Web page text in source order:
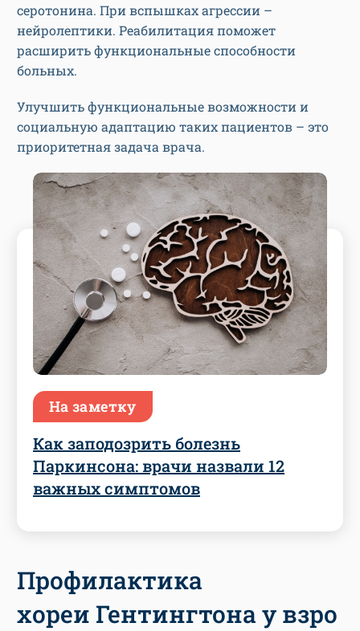
серотонина. При вспышках агрессии –
нейролептики. Реабилитация поможет
расширить функциональные способности
больных.
Улучшить функциональные возможности и
социальную адаптацию таких пациентов – это
приоритетная задача врача.
На заметку
Как заподозрить болезнь
Паркинсона: врачи назвали 12
важных симптомов
Профилактика
хореи Гентингтона у взро